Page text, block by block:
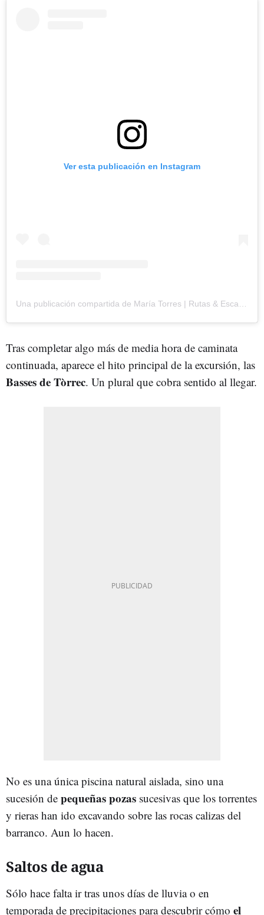
Ver esta publicación en Instagram
Tras completar algo más de media hora de caminata
continuada, aparece el hito principal de la excursión, las
Basses de Tòrrec. Un plural que cobra sentido al llegar.
No es una única piscina natural aislada, sino una
sucesión de pequeñas pozas sucesivas que los torrentes
y rieras han ido excavando sobre las rocas calizas del
barranco. Aun lo hacen.
Saltos de agua
Sólo hace falta ir tras unos días de lluvia o en
temporada de precipitaciones para descubrir cómo el